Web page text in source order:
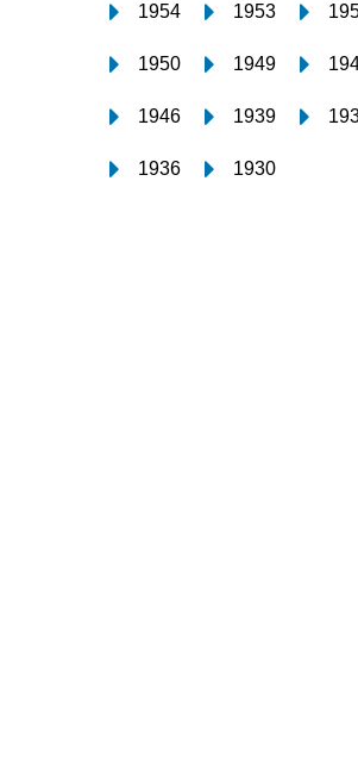
1954 1953
1950 1949
1946 1939
1936 1930